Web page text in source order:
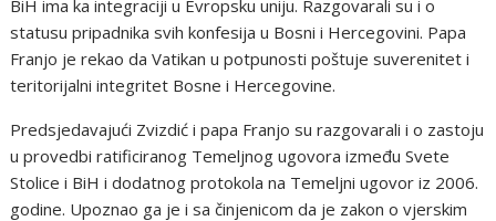
BiH ima ka integraciji u Evropsku uniju. Razgovarali su i o
statusu pripadnika svih konfesija u Bosni i Hercegovini. Papa
Franjo je rekao da Vatikan u potpunosti poštuje suverenitet i
teritorijalni integritet Bosne i Hercegovine.
Predsjedavajući Zvizdić i papa Franjo su razgovarali i o zastoju
u provedbi ratificiranog Temeljnog ugovora između Svete
Stolice i BiH i dodatnog protokola na Temeljni ugovor iz 2006.
godine. Upoznao ga je i sa činjenicom da je zakon o vjerskim